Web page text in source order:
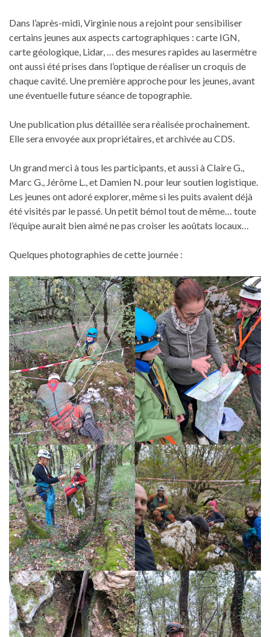
Dans l’après-midi, Virginie nous a rejoint pour sensibiliser
certains jeunes aux aspects cartographiques : carte IGN,
carte géologique, Lidar, … des mesures rapides au lasermètre
ont aussi été prises dans l’optique de réaliser un croquis de
chaque cavité. Une première approche pour les jeunes, avant
une éventuelle future séance de topographie.
Une publication plus détaillée sera réalisée prochainement.
Elle sera envoyée aux propriétaires, et archivée au CDS.
Un grand merci à tous les participants, et aussi à Claire G.,
Marc G., Jérôme L., et Damien N. pour leur soutien logistique.
Les jeunes ont adoré explorer, même si les puits avaient déjà
été visités par le passé. Un petit bémol tout de même… toute
l’équipe aurait bien aimé ne pas croiser les aoûtats locaux…
Quelques photographies de cette journée :